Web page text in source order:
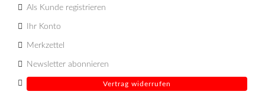
Als Kunde registrieren
Ihr Konto
Merkzettel
Newsletter abonnieren
Vertrag widerrufen